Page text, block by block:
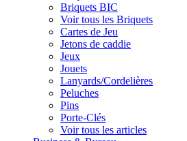
Briquets BIC
Voir tous les Briquets
Cartes de Jeu
Jetons de caddie
Jeux
Jouets
Lanyards/Cordelières
Peluches
Pins
Porte-Clés
Voir tous les articles